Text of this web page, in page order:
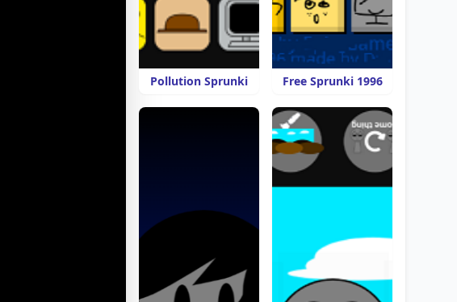
Pollution Sprunki Free Sprunki 1996